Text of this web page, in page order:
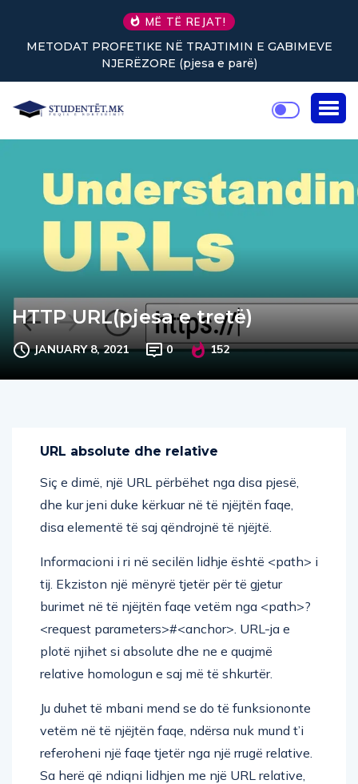
MË TË REJAT!
METODAT PROFETIKE NË TRAJTIMIN E GABIMEVE
NJERËZORE (pjesa e parë)
HTTP URL(pjesa e tretë)
JANUARY 8, 2021 0 152
URL absolute dhe relative
Siç e dimë, një URL përbëhet nga disa pjesë,
dhe kur jeni duke kërkuar në të njëjtën faqe,
disa elementë të saj qëndrojnë të njëjtë.
Informacioni i ri në secilën lidhje është <path> i
tij. Ekziston një mënyrë tjetër për të gjetur
burimet në të njëjtën faqe vetëm nga <path>?
<request parameters>#<anchor>. URL-ja e
plotë njihet si absolute dhe ne e quajmë
relative homologun e saj më të shkurtër.
Ju duhet të mbani mend se do të funksiononte
vetëm në të njëjtën faqe, ndërsa nuk mund t’i
referoheni një faqe tjetër nga një rrugë relative.
Sa herë që ndiqni lidhjen me një URL relative,